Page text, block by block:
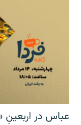
عباس در اربعینِ